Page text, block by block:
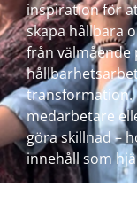
inspiration för
skapa hållbara
från välmående
transformation.
medarbetare
göra skillnad –
innehåll som